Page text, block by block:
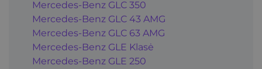
Mercedes-Benz GLC 350
Mercedes-Benz GLC 43 AMG
Mercedes-Benz GLC 63 AMG
Mercedes-Benz GLE Klasė
Mercedes-Benz GLE 250